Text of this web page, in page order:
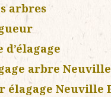
arbres
arbre
élagage Neuville